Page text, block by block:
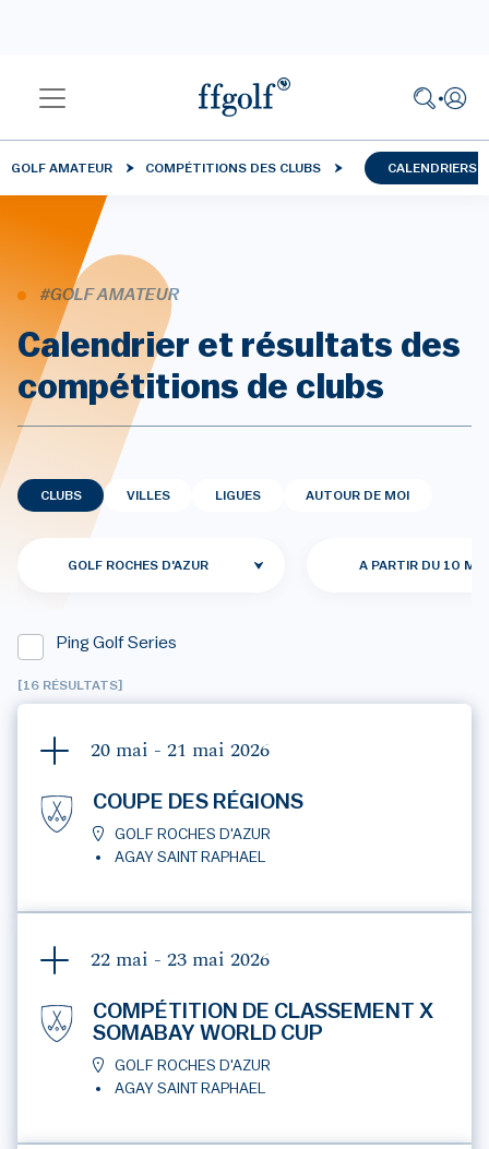
GOLF AMATEUR COMPÉTITIONS DES CLUBS CALENDRIERS
#GOLF AMATEUR
Calendrier et résultats des
compétitions de clubs
CLUBS VILLES LIGUES AUTOUR DE MOI
GOLF ROCHES D'AZUR A PARTIR DU 10
Ping Golf Series
[16 RÉSULTATS]
20 mai - 21 mai 2026
COUPE DES RÉGIONS
GOLF ROCHES D'AZUR
AGAY SAINT RAPHAEL
22 mai - 23 mai 2026
COMPÉTITION DE CLASSEMENT X
SOMABAY WORLD CUP
GOLF ROCHES D'AZUR
AGAY SAINT RAPHAEL